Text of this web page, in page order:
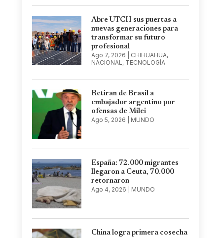
Abre UTCH sus puertas a
nuevas generaciones para
transformar su futuro
profesional
Ago 7, 2026
CHIHUAHUA,
NACIONAL , TECNOLOGÍA
Retiran de Brasil a
embajador argentino por
ofensas de Milei
Ago 5, 2026
MUNDO
España: 72.000 migrantes
llegaron a Ceuta, 70.000
retornaron
Ago 4, 2026
MUNDO
China logra primera cosecha